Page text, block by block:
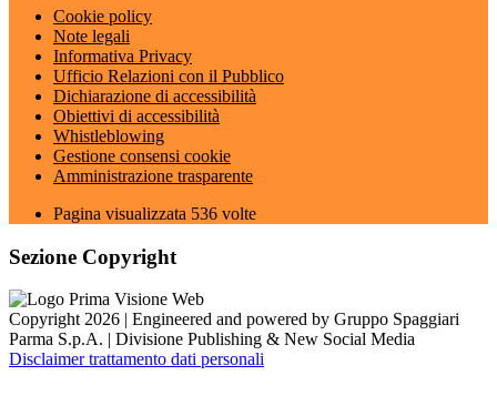
Cookie policy
Note legali
Informativa Privacy
Ufficio Relazioni con il Pubblico
Dichiarazione di accessibilità
Obiettivi di accessibilità
Whistleblowing
Gestione consensi cookie
Amministrazione trasparente
Pagina visualizzata 536 volte
Sezione Copyright
Copyright 2026 | Engineered and powered by Gruppo Spaggiari
Parma S.p.A. | Divisione Publishing & New Social Media
Disclaimer trattamento dati personali